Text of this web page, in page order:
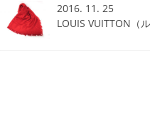
2016. 11. 25
LOUIS VUITTON